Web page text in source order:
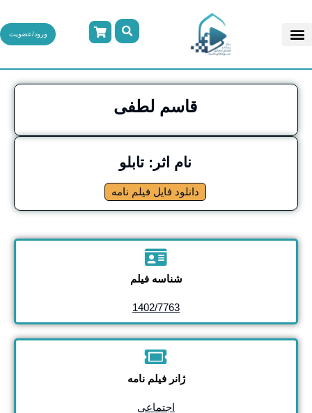
ورود/عضویت
قاسم لطفی
نام اثر: تابلو
دانلود فایل فیلم نامه
شناسه فیلم
1402/7763
ژانر فیلم نامه
اجتماعی